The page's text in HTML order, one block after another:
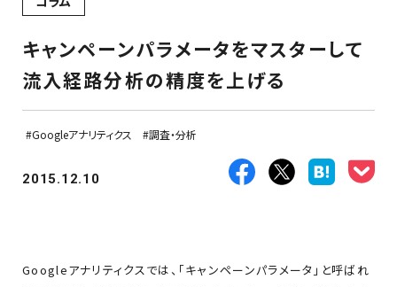
キャンペーンパラメータをマスターして
流入経路分析の精度を上げる
Googleアナリティクス 調査・分析
2015.12.10
Googleアナリティクスでは、「キャンペーンパラメータ」と呼ばれ